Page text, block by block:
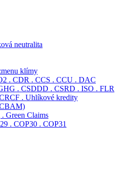
neutralita
klímy
. CDR . CCS . CCU . DAC
. CSDDD . CSRD . ISO . FLR
. Uhlíkové kredity
Green Claims
. COP30 . COP31